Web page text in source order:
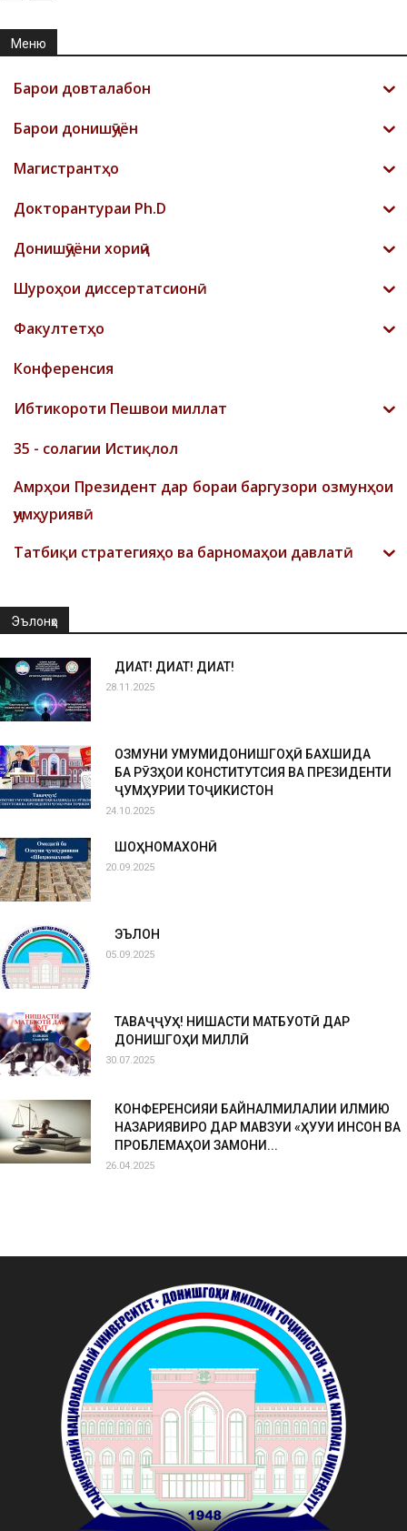
Меню
Барои довталабон
Барои донишҷӯён
Магистрантҳо
Докторантураи Ph.D
Донишҷӯёни хориҷӣ
Шyроҳои диссертатсионӣ
Факултетҳо
Конференсия
Ибтикороти Пешвои миллат
35 - солагии Истиқлол
Амрҳои Президент дар бораи баргузори озмунҳои
ҷумҳуриявӣ
Татбиқи стратегияҳо ва барномаҳои давлатӣ
Эълонҳо
ДИҚҚАТ! ДИҚҚАТ! ДИҚҚАТ!
28.11.2025
ОЗМУНИ УМУМИДОНИШГОҲӢ БАХШИДА
БА РӮЗҲОИ КОНСТИТУТСИЯ ВА ПРЕЗИДЕНТИ
ҶУМҲУРИИ ТОҶИКИСТОН
24.10.2025
ШОҲНОМАХОНӢ
20.09.2025
ЭЪЛОН
05.09.2025
ТАВАҶҶУҲ! НИШАСТИ МАТБУОТӢ ДАР
ДОНИШГОҲИ МИЛЛӢ
30.07.2025
КОНФЕРЕНСИЯИ БАЙНАЛМИЛАЛИИ ИЛМИЮ
НАЗАРИЯВИРО ДАР МАВЗУИ «ҲУҚУҚИ ИНСОН ВА
ПРОБЛЕМАҲОИ ЗАМОНИ...
26.04.2025